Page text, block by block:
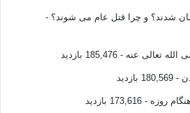
شدند؟ و چرا قتل عام می شوند؟ -
تعالی عنه - 185,476 بازدید
- 180,569 بازدید
روزه - 173,616 بازدید